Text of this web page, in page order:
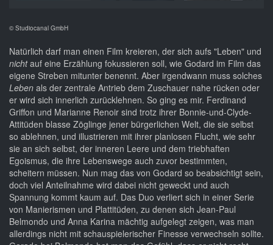
© Studiocanal GmbH
Natürlich darf man einen Film kreieren, der sich aufs "Leben" und
nichtauf eine Erzählung fokussieren soll, wie Godard im Film das
eigene Streben mitunter benennt. Aber irgendwann muss solches
Leben als der zentrale Antrieb dem Zuschauer nahe rücken oder
er wird sich innerlich zurücklehnen. So ging es mir. Ferdinand
Griffon und Marianne Renoir sind trotz ihrer Bonnie-und-Clyde-
Attitüden blasse Zöglinge jener bürgerlichen Welt, die sie selbst
so ablehnen, und illustrieren mit ihrer planlosen Flucht, wie sehr
sie an sich selbst, der inneren Leere und dem triebhaften
Egoismus, die ihre Lebenswege auch zuvor bestimmten,
scheitern müssen. Nun mag das von Godard so beabsichtigt sein,
doch viel Anteilnahme wird dabei nicht geweckt und auch
Spannung kommt kaum auf. Das Duo verliert sich in einer Serie
von Manierismen und Plattitüden, zu denen sich Jean-Paul
Belmondo und Anna Karina mächtig aufgelegt zeigen, was man
allerdings nicht mit schauspielerischer Finesse verwechseln sollte.